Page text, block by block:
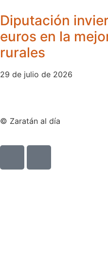
Diputación
euros en la
rurales
29 de julio de 2026
© Zaratán al día